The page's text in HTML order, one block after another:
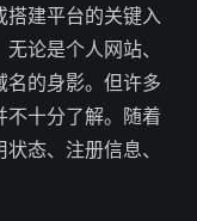
建平台的关键入
论是个人网站、
的身影。但许多
十分了解。随着
态、注册信息、